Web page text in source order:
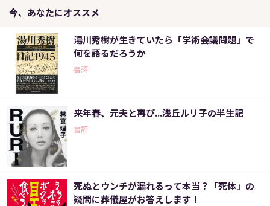
今、あなたにオススメ
湯川秀樹が生きていたら「学術会議問題」で
何を語るだろうか
書評
来年春、元夫と再び...浅丘ルリ子の半生記
書評
死ぬとウンチが漏れるって本当？「死体」の
疑問に葬儀屋がお答えします！